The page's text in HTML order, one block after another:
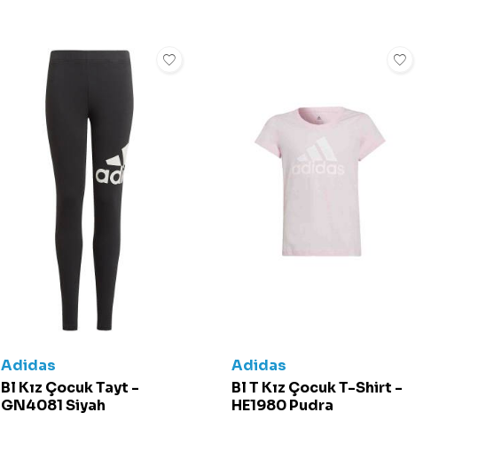
Adidas
Bl Kız Çocuk Tayt -
GN4081 Siyah
Adidas
Bl T Kız Çocuk T-Shirt -
HE1980 Pudra